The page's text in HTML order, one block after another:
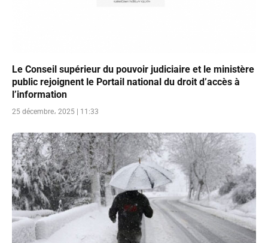
Le Conseil supérieur du pouvoir judiciaire et le ministère
public rejoignent le Portail national du droit d’accès à
l’information
25 décembre، 2025 | 11:33